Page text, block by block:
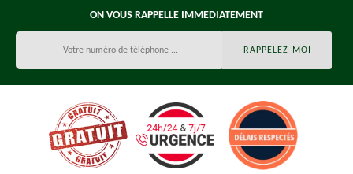
ON VOUS RAPPELLE IMMEDIATEMENT